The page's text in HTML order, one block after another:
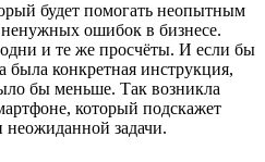
будет помогать неопытным
ошибок в бизнесе.
и те же просчёты. И если бы
была конкретная инструкция,
бы меньше. Так возникла
который подскажет
задачи.